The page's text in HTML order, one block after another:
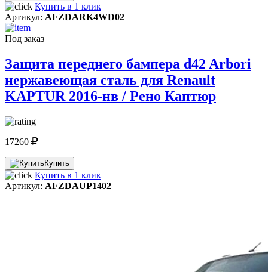
Купить в 1 клик
Артикул: AFZDARK4WD02
Под заказ
Защита переднего бампера d42 Arbori
нержавеющая сталь для Renault
KAPTUR 2016-нв / Рено Каптюр
17260
Купить
Купить в 1 клик
Артикул: AFZDAUP1402